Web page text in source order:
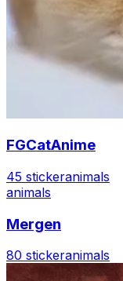
FGCatAnime
45 stickeranimals
animals
Mergen
80 stickeranimals